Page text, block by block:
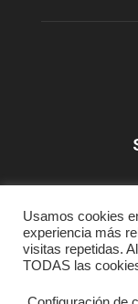
Usamos cookies
experiencia más
visitas repetidas.
TODAS las